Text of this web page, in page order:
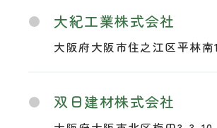
大紀工業株式会社
大阪府大阪市住之江区平林南
双日建材株式会社